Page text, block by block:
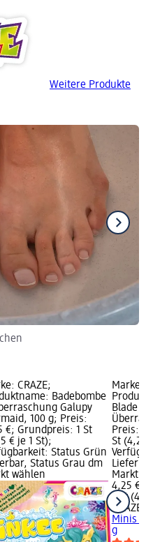
Weitere Produkte
CRAZE;
Badebombe
Galupy
100 g; Preis:
€; Grundpreis: 1 St
€ je 1 St);
Status Grün
Status Grau dm
wählen
Marke:
Blade
Preis:
St (4,25
Markt
4,25 €
1 St
CRAZE
Minis +
g